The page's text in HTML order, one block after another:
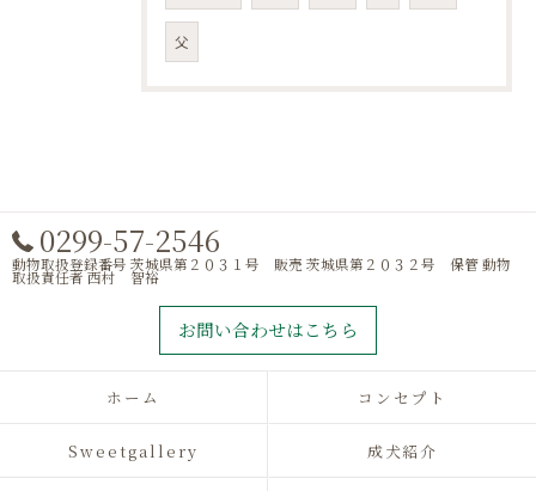
父
0299-57-2546
動物取扱登録番号 茨城県第２０３１号 販売 茨城県第２０３２号 保管 動物
取扱責任者 西村 智裕
お問い合わせはこちら
ホーム コンセプト
Sweetgallery 成犬紹介